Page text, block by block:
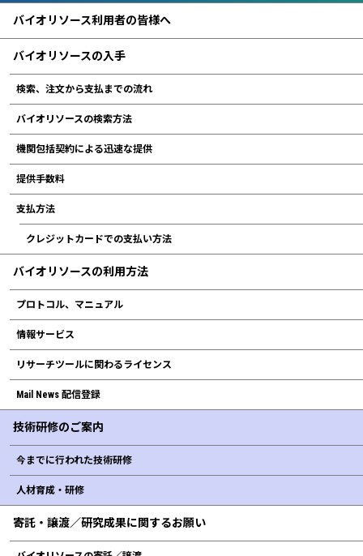
バイオリソース利用者の皆様へ
バイオリソースの入手
検索、注文から支払までの流れ
バイオリソースの検索方法
機関包括契約による迅速な提供
提供手数料
支払方法
クレジットカードでの支払い方法
バイオリソースの利用方法
プロトコル、マニュアル
情報サービス
リサーチツールに関わるライセンス
Mail News 配信登録
技術研修のご案内
今までに行われた技術研修
人材育成・研修
寄託・譲渡／研究成果に関するお願い